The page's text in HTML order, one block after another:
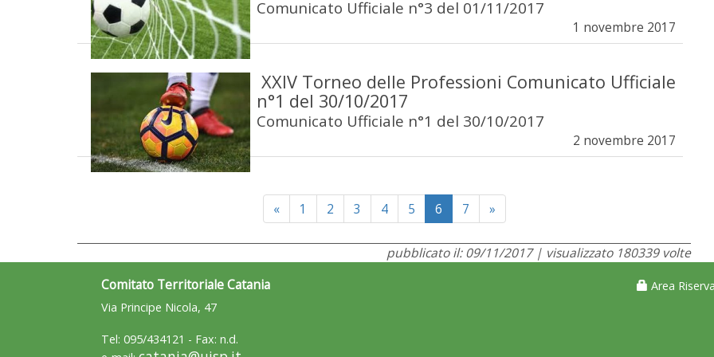
Comunicato Ufficiale n°3 del 01/11/2017
1 novembre 2017
XXIV Torneo delle Professioni Comunicato Ufficiale
n°1 del 30/10/2017
Comunicato Ufficiale n°1 del 30/10/2017
2 novembre 2017
«Previous
1 2 3 4 5 6 7 »Next
pubblicato il: 09/11/2017 | visualizzato 180339 volte
Comitato Territoriale Catania
Via Principe Nicola, 47
Tel: 095/434121 - Fax: n.d.
Area